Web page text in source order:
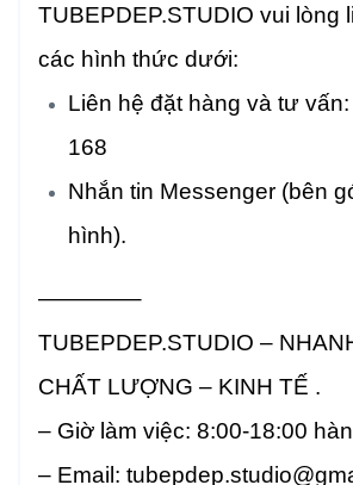
TUBEPDEP.STUDIO vui lòng
các hình thức dưới:
Liên hệ đặt hàng và tư
168
Nhắn tin Messenger (bên
hình).
————–
TUBEPDEP.STUDIO –
CHẤT LƯỢNG – KINH TẾ .
– Giờ làm việc: 8:00-18:00
– Email: